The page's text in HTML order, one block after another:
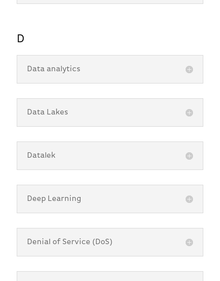
D
Data analytics
Data Lakes
Datalek
Deep Learning
Denial of Service (DoS)